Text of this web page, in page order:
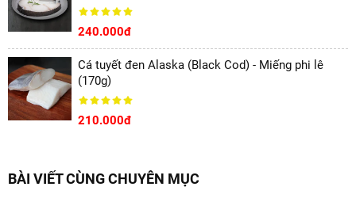
240.000đ
Cá tuyết đen Alaska (Black Cod) - Miếng phi lê
(170g)
210.000đ
BÀI VIẾT CÙNG CHUYÊN MỤC